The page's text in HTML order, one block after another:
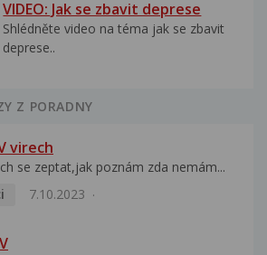
VIDEO: Jak se zbavit deprese
Shlédněte video na téma jak se zbavit
deprese..
Z PORADNY
virech
se zeptat,jak poznám zda nemám...
7.10.2023